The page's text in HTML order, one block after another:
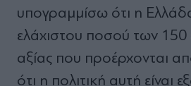
υπογραμμίσω ότι η
ελάχιστου ποσού των 150
αξίας που προέρχονται
ότι η πολιτική αυτή είναι